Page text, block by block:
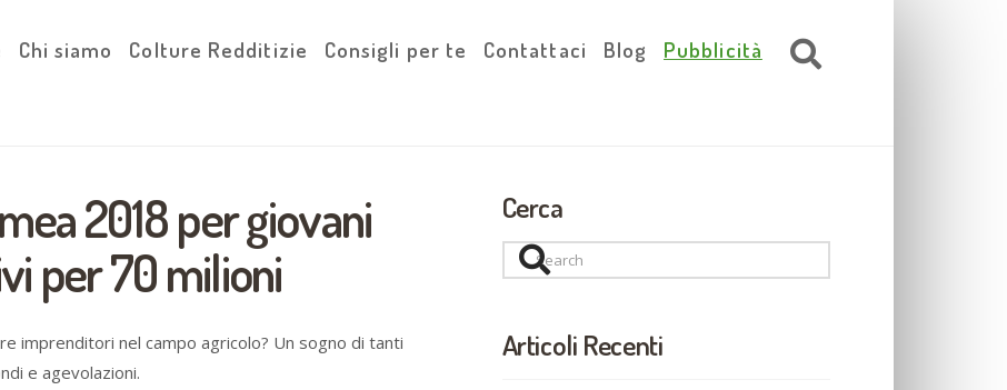
Chi siamo Colture Redditizie Consigli per te Contattaci Blog Pubblicità
2018 per giovani
per 70 milioni
imprenditori nel campo agricolo? Un sogno di tanti
e agevolazioni.
Cerca
Search
Articoli Recenti